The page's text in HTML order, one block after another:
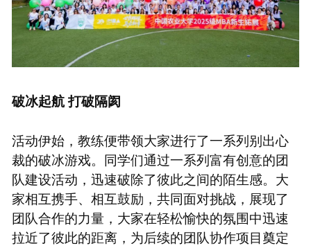
破冰起航 打破隔阂
活动伊始，教练便带领大家进行了一系列别出心
裁的破冰游戏。同学们通过一系列富有创意的团
队建设活动，迅速破除了彼此之间的陌生感。大
家相互携手、相互鼓励，共同面对挑战，展现了
团队合作的力量，大家在轻松愉快的氛围中迅速
拉近了彼此的距离，为后续的团队协作项目奠定